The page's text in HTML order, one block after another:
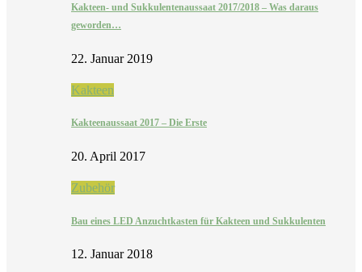
Kakteen- und Sukkulentenaussaat 2017/2018 – Was daraus
geworden…
22. Januar 2019
Kakteen
Kakteenaussaat 2017 – Die Erste
20. April 2017
Zubehör
Bau eines LED Anzuchtkasten für Kakteen und Sukkulenten
12. Januar 2018